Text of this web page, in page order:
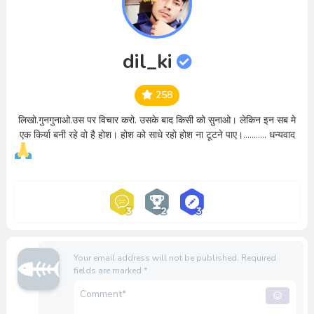
dil_ki
258
लिखो.गुनगुनाओ.उस पर विचार करो. उसके बाद किसी को सुनाओ। लेकिन इन सब मे
एक किर्या बनी रहे वो है होश। होश को साधे रहो होश ना टूटने पाए।........... धन्यवाद
Your email address will not be published. Required
fields are marked *